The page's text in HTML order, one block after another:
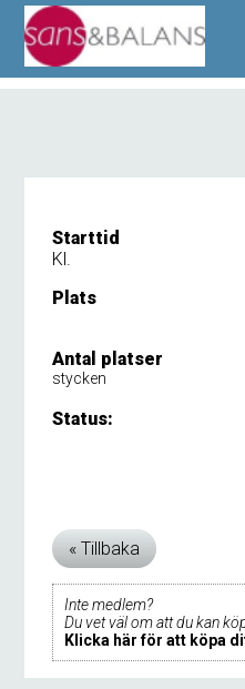
Starttid
Kl.
Plats
Antal platser
stycken
Status:
Inte medlem?
Du vet väl om att du kan
Klicka här för att köpa